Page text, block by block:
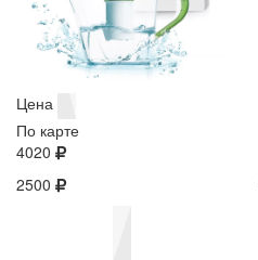
Цена
По карте
4020
2500